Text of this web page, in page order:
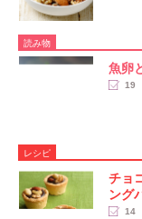
読み物
魚卵
19
レシピ
チョ
ング
14